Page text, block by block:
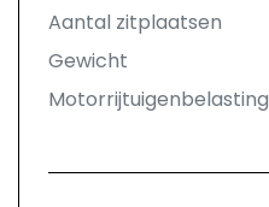
Aantal zitplaatsen
Gewicht
Motorrijtuigenbelasting